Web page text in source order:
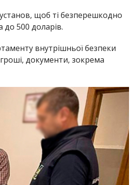
щоб ті безперешкодно
до 500 доларів.
внутрішньої безпеки
документи, зокрема